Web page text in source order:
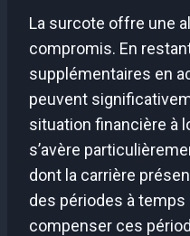
La surcote offre une
compromis. En
supplémentaires en
peuvent
situation financière à
s’avère
dont la carrière
des périodes à
compenser ces